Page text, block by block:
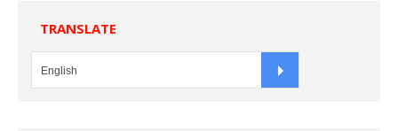
TRANSLATE